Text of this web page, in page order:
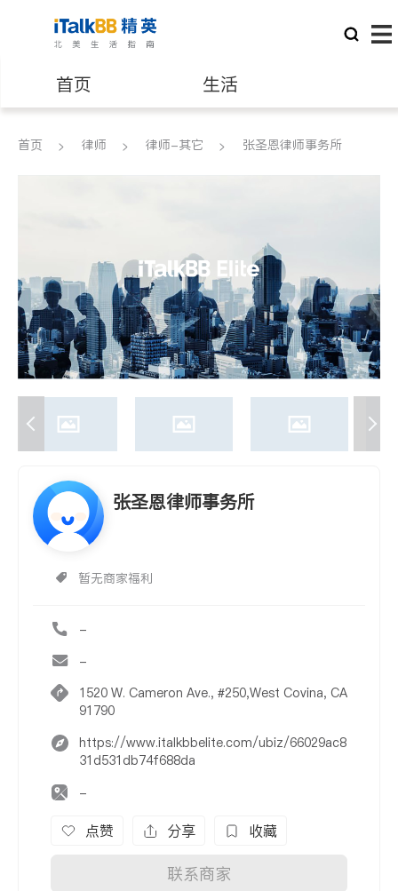
首页 生活
医生 律师
养老 非盈利组织
首页 律师 律师-其它 张圣恩律师事务所
张圣恩律师事务所
暂无商家福利
-
-
1520 W. Cameron Ave., #250,West Covina, CA
91790
https://www.italkbbelite.com/ubiz/66029ac8
31d531db74f688da
-
点赞 分享 收藏
联系商家